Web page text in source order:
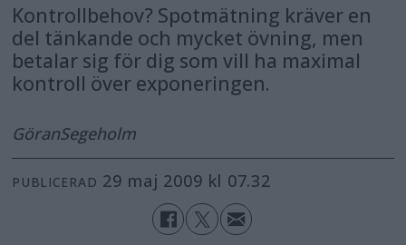
Kontrollbehov? Spotmätning kräver en
del tänkande och mycket övning, men
betalar sig för dig som vill ha maximal
kontroll över exponeringen.
GöranSegeholm
PUBLICERAD 29 maj 2009 kl 07.32